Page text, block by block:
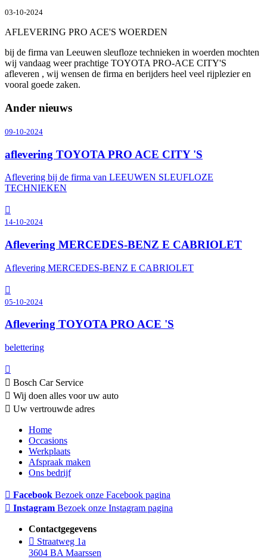
03-10-2024
AFLEVERING PRO ACE'S WOERDEN
bij de firma van Leeuwen sleufloze technieken in woerden mochten
wij vandaag weer prachtige TOYOTA PRO-ACE CITY'S
afleveren , wij wensen de firma en berijders heel veel rijplezier en
vooral goede zaken.
Ander nieuws
09-10-2024
aflevering TOYOTA PRO ACE CITY 'S
Aflevering bij de firma van LEEUWEN SLEUFLOZE
TECHNIEKEN
14-10-2024
Aflevering MERCEDES-BENZ E CABRIOLET
Aflevering MERCEDES-BENZ E CABRIOLET
05-10-2024
Aflevering TOYOTA PRO ACE 'S
belettering
Bosch Car Service
Wij doen alles voor uw auto
Uw vertrouwde adres
Home
Occasions
Werkplaats
Afspraak maken
Ons bedrijf
Facebook Bezoek onze Facebook pagina
Instagram Bezoek onze Instagram pagina
Contactgegevens
Straatweg 1a
3604 BA Maarssen